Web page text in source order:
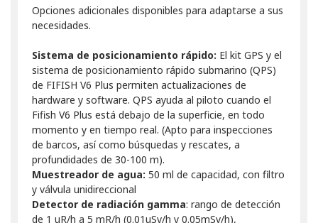
Opciones adicionales disponibles para adaptarse a sus
necesidades.
Sistema de posicionamiento rápido: El kit GPS y el
sistema de posicionamiento rápido submarino (QPS)
de FIFISH V6 Plus permiten actualizaciones de
hardware y software. QPS ayuda al piloto cuando el
Fifish V6 Plus está debajo de la superficie, en todo
momento y en tiempo real. (Apto para inspecciones
de barcos, así como búsquedas y rescates, a
profundidades de 30-100 m).
Muestreador de agua: 50 ml de capacidad, con filtro
y válvula unidireccional
Detector de radiación gamma: rango de detección
de 1 uR/h a 5 mR/h (0.01uSv/h y 0.05mSv/h),